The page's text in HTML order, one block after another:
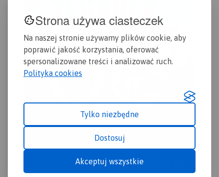
Strona używa ciasteczek
Na naszej stronie używamy plików cookie, aby
poprawić jakość korzystania, oferować
spersonalizowane treści i analizować ruch.
Polityka cookies
Tylko niezbędne
Dostosuj
Akceptuj wszystkie